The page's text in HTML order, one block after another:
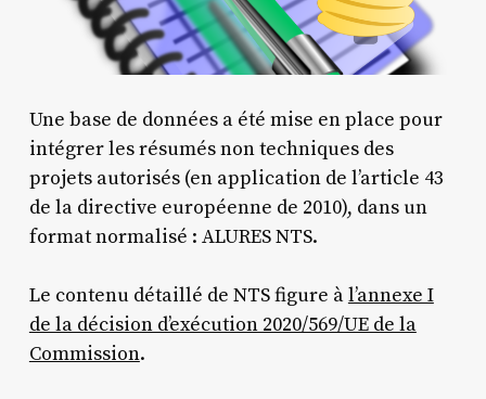
Une base de données a été mise en place pour
intégrer les résumés non techniques des
projets autorisés (en application de l’article 43
de la directive européenne de 2010), dans un
format normalisé : ALURES NTS.
Le contenu détaillé de NTS figure àl’annexe I
de la décision d’exécution 2020/569/UE de la
Commission.